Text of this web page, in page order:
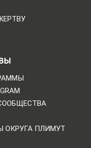
ОКРУГА ПЛИМУТ